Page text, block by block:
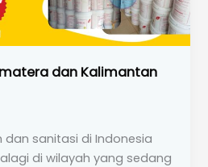
dan Kalimantan
dan sanitasi di Indonesia
di wilayah yang sedang